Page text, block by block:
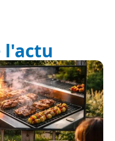
l'actu